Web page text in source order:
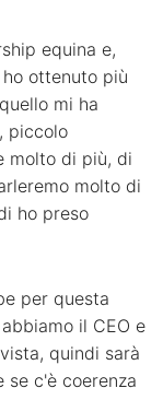
equina e,
ottenuto più
mi ha
piccolo
molto di più, di
molto di
ho preso
per questa
il CEO e
quindi sarà
se c'è coerenza